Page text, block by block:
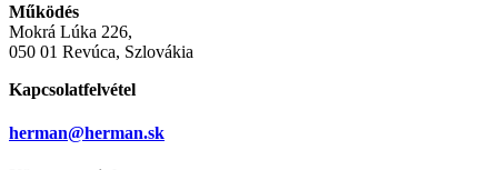
Működés
Mokrá Lúka 226,
050 01 Revúca, Szlovákia
Kapcsolatfelvétel
herman@herman.sk